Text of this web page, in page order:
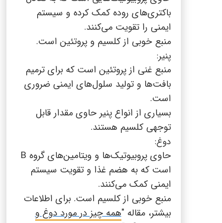
باکتری‌های روده کمک کرده و سیستم
ایمنی را تقویت می‌کنند.
منبع خوبی از کلسیم و پروتئین است.
پنیر:
منبع غنی از پروتئین است که برای ترمیم
بافت‌ها و تولید سلول‌های ایمنی ضروری
است.
بسیاری از انواع پنیر حاوی مقدار قابل
توجهی کلسیم هستند.
دوغ:
حاوی پروبیوتیک‌ها و ویتامین‌های گروه B
است که به هضم غذا و تقویت سیستم
ایمنی کمک می‌کنند.
منبع خوبی از کلسیم است. برای اطلاعات
بیشتر، مقاله "همه چیز در مورد دوغ و